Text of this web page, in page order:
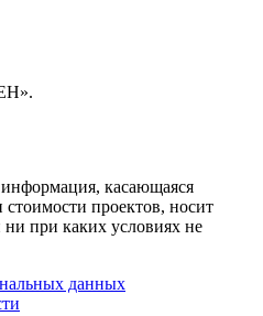
.
информация, касающаяся
стоимости проектов, носит
при каких условиях не
данных